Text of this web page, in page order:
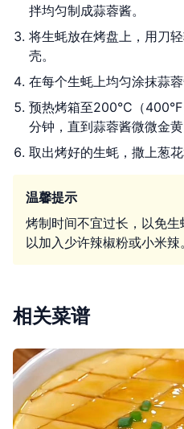
拌均匀制成蒜蓉酱。
将生蚝放在烤盘上，用刀
壳。
在每个生蚝上均匀涂抹蒜蓉
预热烤箱至200°C（
分钟，直到蒜蓉酱微微金黄
取出烤好的生蚝，撒上葱花
温馨提示
烤制时间不宜过长，以免
以加入少许辣椒粉或小米辣。
相关菜谱